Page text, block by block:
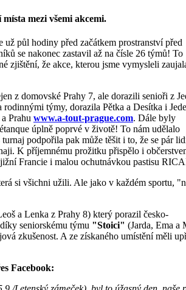
mezi všemi akcemi.
půl hodiny před začátkem prostranství před
se nakonec zastavil až na čísle 26 týmů! To
zjištění, že akce, kterou jsme vymysleli
z domovské Prahy 7, ale dorazili senioři z
týmy, dorazila Pětka a Desítka i
Prahu www.a-tout-prague.com. Dále byly
úplně poprvé v životě! To nám udělalo
podpořila pak může těšit i to, že se pár
K příjemnému prožitku přispělo i
Francie i malou ochutnávkou pastisu
si všichni užili. Ale jako v každém sportu,
a Lenka z Prahy 8) který porazil česko-
seniorskému týmu "Stoici" (Jarda, Ema a
zkušenost. A ze získaného umístění měli
Facebook: